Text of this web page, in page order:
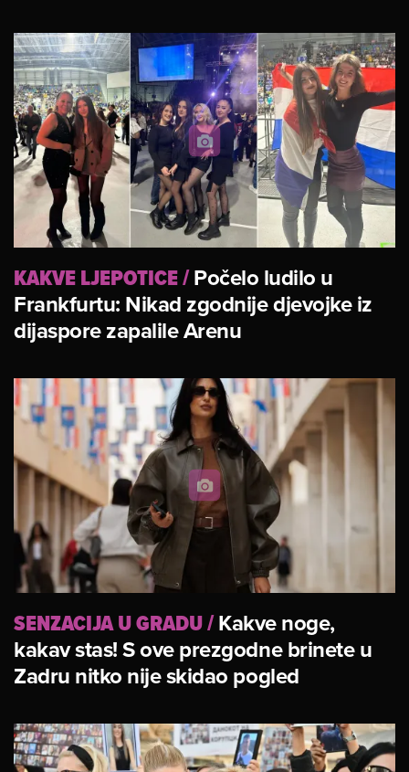
KAKVE LJEPOTICE/Počelo ludilo u
Frankfurtu: Nikad zgodnije djevojke iz
dijaspore zapalile Arenu
SENZACIJA U GRADU/Kakve noge,
kakav stas! S ove prezgodne brinete u
Zadru nitko nije skidao pogled